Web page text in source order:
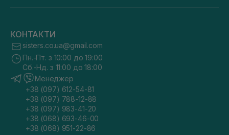
КОНТАКТИ
sisters.co.ua@gmail.com
Пн.-Пт. з 10:00 до 19:00
Сб.-Нд. з 11:00 до 18:00
Менеджер
+38 (097) 612-54-81
+38 (097) 788-12-88
+38 (097) 983-41-20
+38 (068) 693-46-00
+38 (068) 951-22-86